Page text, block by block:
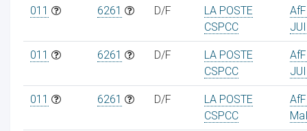
011 6261 D/F
LA POSTE
CSPCC
011 6261 D/F
LA POSTE
CSPCC
011 6261 D/F
LA POSTE
CSPCC